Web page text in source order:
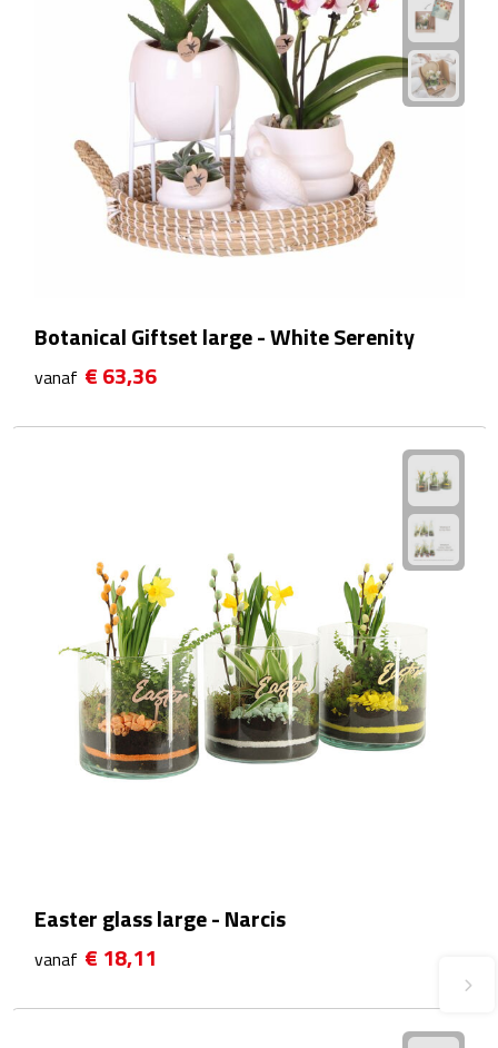
Fietsverlichting
Fiets reparatiesets
Drinkbekers
Bekers
Reisbekers
Thermosbekers
Drinkflessen
Opvouwbare drinkfles
Thermosflessen
Botanical Giftset large - White Serenity
vanaf € 63,36
Easter glass large - Narcis
vanaf € 18,11